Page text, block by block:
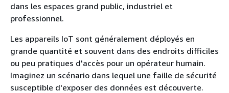
dans les espaces grand public, industriel et
professionnel.
Les appareils IoT sont généralement déployés en
grande quantité et souvent dans des endroits difficiles
ou peu pratiques d'accès pour un opérateur humain.
Imaginez un scénario dans lequel une faille de sécurité
susceptible d'exposer des données est découverte.